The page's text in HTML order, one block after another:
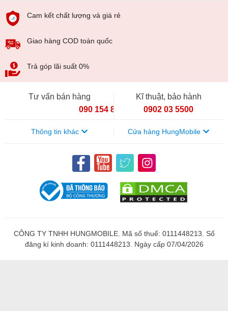
cảm ứng này có thiết kế nhỏ gọn, có nam châm để gắn vào
Hiệu năng
Xiaomi Pad 5 Pro 12.4 được trang bị vi xử lý Snapdragon
870, một trong những chip cao cấp nhất hiện nay, có xung
Chip này kết hợp với RAM 6 GB, 8 GB, 12 GB và bộ nhớ
trong 128 GB, 256 GB, 512 GB cho hiệu năng vượt trội trong
Cam kết chất lượng và giá rẻ
Giao hàng COD toàn quốc
Trả góp lãi suất 0%
Tư vấn bán hàng
090 154 8866
Kĩ thuật, bảo hành
0902 03 5500
Thông tin khác Cửa hàng HungMobile
CÔNG TY TNHH HUNGMOBILE. Mã số thuế: 0111448213. Số
đăng kí kinh doanh: 0111448213. Ngày cấp 07/04/2026